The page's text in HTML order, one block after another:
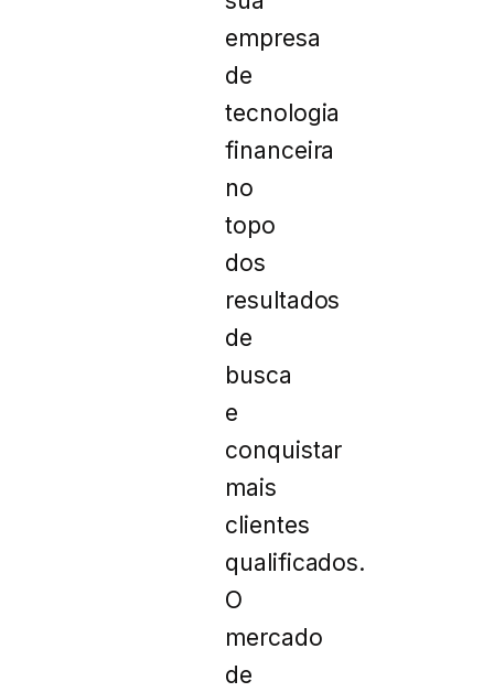
empresa
de
tecnologia
financeira
no
topo
dos
resultados
de
busca
e
conquistar
mais
clientes
qualificados.
O
mercado
de